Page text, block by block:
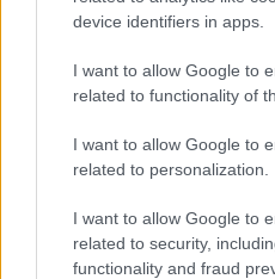
device identifiers in apps.
I want to allow Google to
related to functionality of
I want to allow Google to
related to personalization.
I want to allow Google to
related to security,
functionality and fraud
Raid nelle
la rete elettrica